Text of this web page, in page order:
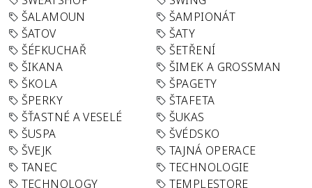
ŠALAMOUN
ŠAMPIONÁT
ŠATOV
ŠATY
ŠÉFKUCHAŘ
ŠETŘENÍ
ŠIKANA
ŠIMEK A GROSSMAN
ŠKOLA
ŠPAGETY
ŠPERKY
ŠTAFETA
ŠŤASTNÉ A VESELÉ
ŠUKAS
ŠUSPA
ŠVÉDSKO
ŠVEJK
TAJNÁ OPERACE
TANEC
TECHNOLOGIE
TECHNOLOGY
TEMPLESTORE